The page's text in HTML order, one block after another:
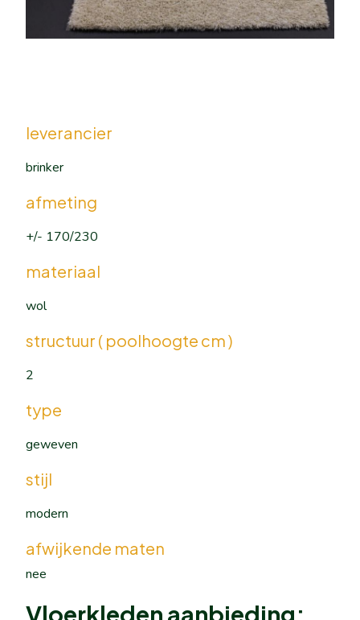
leverancier
brinker
afmeting
+/- 170/230
materiaal
wol
structuur ( poolhoogte cm )
2
type
geweven
stijl
modern
afwijkende maten
nee
Vloerkleden aanbieding: